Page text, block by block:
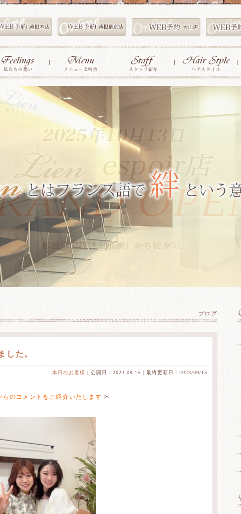
した。
本日のお客様 | 公開日：2023.09.15｜最終更新日：2023/09/15
らのコメントをご紹介いたします✂